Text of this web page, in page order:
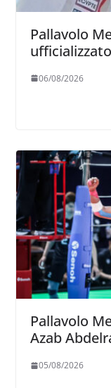
Pallavolo
06/08/2026
Pallavolo
Azab
05/08/2026